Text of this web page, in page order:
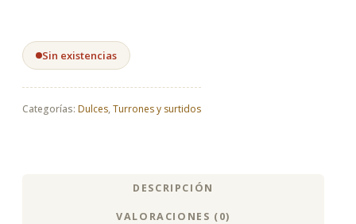
Sin existencias
Categorías: Dulces,Turrones y surtidos
DESCRIPCIÓN
VALORACIONES (0)